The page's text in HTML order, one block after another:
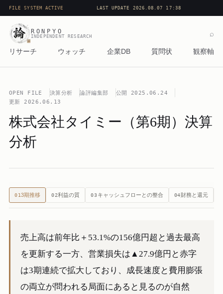
FILE SYSTEM ACTIVE LAST UPDATE 2026.08.07 17:38
RONPYO
INDEPENDENT RESEARCH
リサーチ ウォッチ 企業DB 質問状 観察軸
⌕
OPEN FILE 決算分析 論評編集部 公開 2025.06.24
更新 2026.06.13
株式会社タイミー（第6期）決算
分析
013期推移 02利益の質 03キャッシュフローとの整合 04財務と還元
売上高は前年比＋53.1%の156億円超と過去最高
を更新する一方、営業損失は▲27.9億円と赤字
は3期連続で拡大しており、成長速度と費用膨張
の両立が問われる局面にあると見るのが自然